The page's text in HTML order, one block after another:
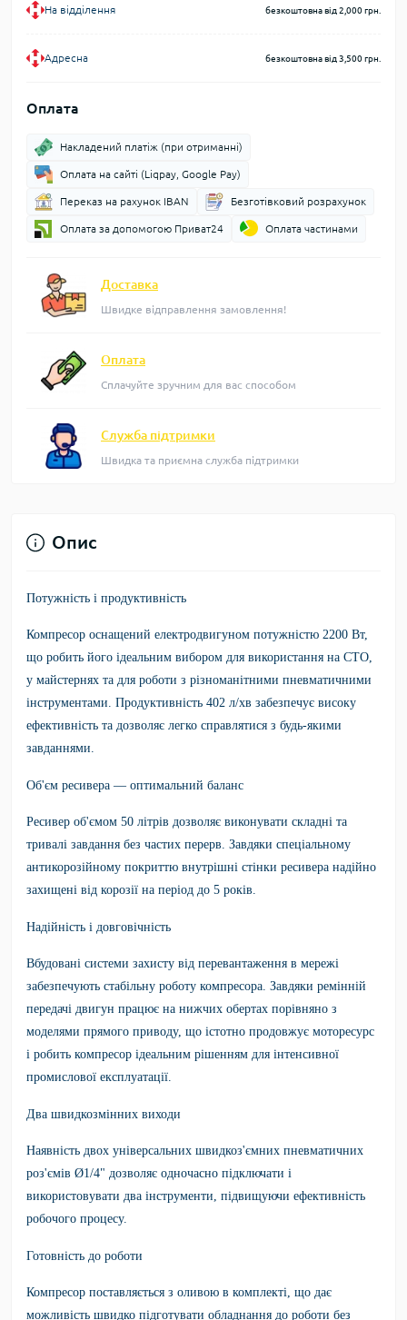
На відділення безкоштовна від 2,000 грн.
Адресна безкоштовна від 3,500 грн.
Оплата
Накладений платіж (при отриманні)
Оплата на сайті (Liqpay, Google Pay)
Переказ на рахунок IBAN Безготівковий розрахунок
Оплата за допомогою Приват24 Оплата частинами
Доставка
Швидке відправлення замовлення!
Оплата
Сплачуйте зручним для вас способом
Служба підтримки
Швидка та приємна служба підтримки
Опис
Потужність і продуктивність
Компресор оснащений електродвигуном потужністю 2200 Вт,
що робить його ідеальним вибором для використання на СТО,
у майстернях та для роботи з різноманітними пневматичними
інструментами. Продуктивність 402 л/хв забезпечує високу
ефективність та дозволяє легко справлятися з будь-якими
завданнями.
Об'єм ресивера — оптимальний баланс
Ресивер об'ємом 50 літрів дозволяє виконувати складні та
тривалі завдання без частих перерв. Завдяки спеціальному
антикорозійному покриттю внутрішні стінки ресивера надійно
захищені від корозії на період до 5 років.
Надійність і довговічність
Вбудовані системи захисту від перевантаження в мережі
забезпечують стабільну роботу компресора. Завдяки ремінній
передачі двигун працює на нижчих обертах порівняно з
моделями прямого приводу, що істотно продовжує моторесурс
і робить компресор ідеальним рішенням для інтенсивної
промислової експлуатації.
Два швидкозмінних виходи
Наявність двох універсальних швидкоз'ємних пневматичних
роз'ємів Ø1/4" дозволяє одночасно підключати і
використовувати два інструменти, підвищуючи ефективність
робочого процесу.
Готовність до роботи
Компресор поставляється з оливою в комплекті, що дає
можливість швидко підготувати обладнання до роботи без